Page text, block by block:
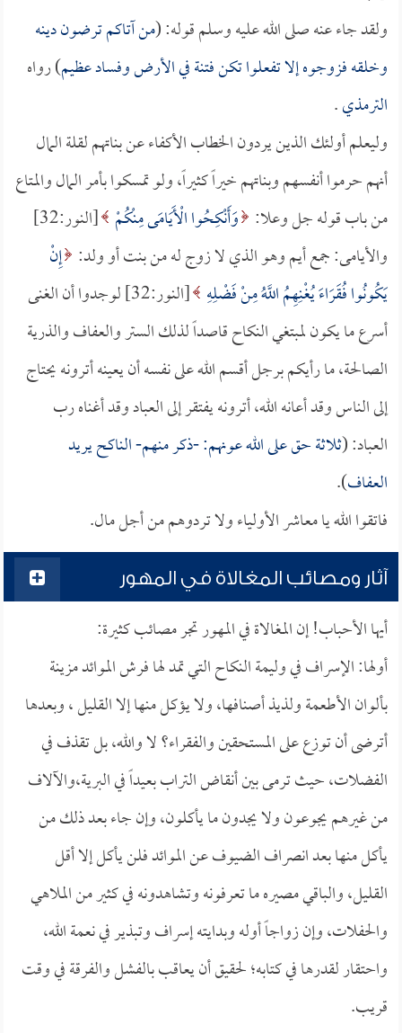
ولقد جاء عنه صلى الله عليه وسلم قوله: (من آتاكم ترضون دينه
وخلقه فزوجوه إلا تفعلوا تكن فتنة في الأرض وفساد عظيم) رواه
الترمذي.
وليعلم أولئك الذين يردون الخطاب الأكفاء عن بناتهم لقلة المال
أنهم حرموا أنفسهم وبناتهم خيراً كثيراً، ولو تمسكوا بأمر المال والمتاع
من باب قوله جل وعلا: وَأَنْكِحُوا الْأَيَامَى مِنْكُمْ
[النور:32]
والأيامى: جمع أيم وهو الذي لا زوج له من بنت أو ولد: إِنْ
يَكُونُوا فُقَرَاءَ يُغْنِهِمُ اللَّهُ مِنْ فَضْلِهِ
[النور:32] لوجدوا أن الغنى
أسرع ما يكون لمبتغي النكاح قاصداً لذلك الستر والعفاف والذرية
الصالحة، ما رأيكم برجل أقسم الله على نفسه أن يعينه أترونه يحتاج
إلى الناس وقد أعانه الله، أترونه يفتقر إلى العباد وقد أغناه رب
العباد: (ثلاثة حق على الله عونهم: -ذكر منهم- الناكح يريد
العفاف).
فاتقوا الله يا معاشر الأولياء ولا تردوهم من أجل مال.
آثار ومصائب المغالاة في المهور
أيها الأحباب! إن المغالاة في المهور تجر مصائب كثيرة:
أولها: الإسراف في وليمة النكاح التي تمد لها فرش الموائد مزينة
بألوان الأطعمة ولذيذ أصنافها، ولا يؤكل منها إلا القليل ، وبعدها
أترضى أن توزع على المستحقين والفقراء؟ لا والله، بل تقذف في
الفضلات، حيث ترمى بين أنقاض التراب بعيداً في البرية،والآلاف
من غيرهم يجوعون ولا يجدون ما يأكلون، وإن جاء بعد ذلك من
يأكل منها بعد انصراف الضيوف عن الموائد فلن يأكل إلا أقل
القليل، والباقي مصيره ما تعرفونه وتشاهدونه في كثير من الملاهي
والحفلات، وإن زواجاً أوله وبدايته إسراف وتبذير في نعمة الله،
واحتقار لقدرها في كتابه؛ لحقيق أن يعاقب بالفشل والفرقة في وقت
قريب.